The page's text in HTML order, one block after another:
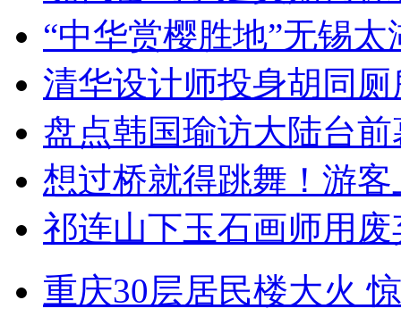
“中华赏樱胜地”无锡
清华设计师投身胡同
盘点韩国瑜访大陆台
想过桥就得跳舞！游客
祁连山下玉石画师用
重庆30层居民楼大火